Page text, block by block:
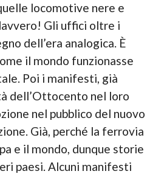
locomotive nere e
Gli uffici oltre i
dell’era analogica. È
il mondo funzionasse
Poi i manifesti, già
dell’Ottocento nel loro
nel pubblico del nuovo
Già, perché la ferrovia
e il mondo, dunque storie
paesi. Alcuni manifesti